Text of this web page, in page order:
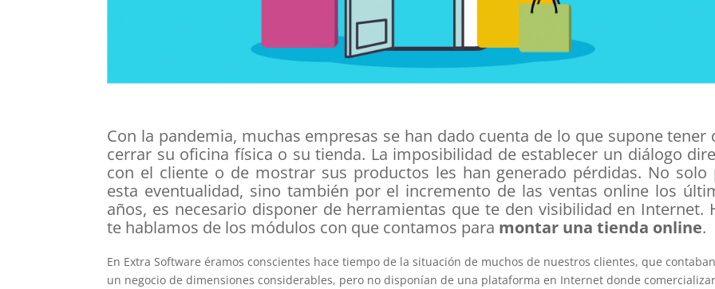
Con la pandemia, muchas empresas se han dado cuenta de lo que supone tener
cerrar su oficina física o su tienda. La imposibilidad de establecer un diálogo
con el cliente o de mostrar sus productos les han generado pérdidas. No solo
esta eventualidad, sino también por el incremento de las ventas online los
años, es necesario disponer de herramientas que te den visibilidad en Internet.
te hablamos de los módulos con que contamos para montar una tienda online.
En Extra Software éramos conscientes hace tiempo de la situación de muchos de nuestros clientes, que
un negocio de dimensiones considerables, pero no disponían de una plataforma en Internet donde